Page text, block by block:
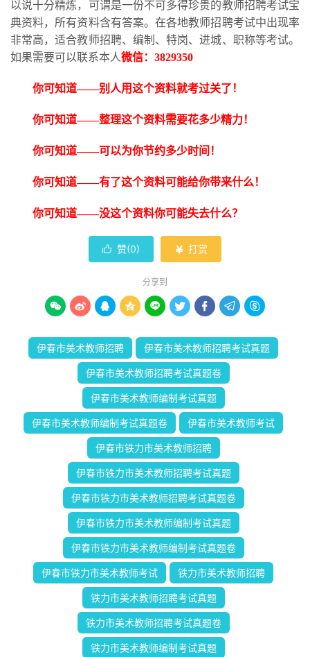
以说十分精炼，可谓是一份不可多得珍贵的教师招聘考试宝
典资料，所有资料含有答案。在各地教师招聘考试中出现率
非常高，适合教师招聘、编制、特岗、进城、职称等考试。
如果需要可以联系本人微信： 3829350
你可知道——别人用这个资料就考过关了！
你可知道——整理这个资料需要花多少精力！
你可知道——可以为你节约多少时间！
你可知道——有了这个资料可能给你带来什么！
你可知道——没这个资料你可能失去什么？
 赞(0)  打赏
分享到
        
伊春市美术教师招聘 伊春市美术教师招聘考试真题
伊春市美术教师招聘考试真题卷
伊春市美术教师编制考试真题
伊春市美术教师编制考试真题卷 伊春市美术教师考试
伊春市铁力市美术教师招聘
伊春市铁力市美术教师招聘考试真题
伊春市铁力市美术教师招聘考试真题卷
伊春市铁力市美术教师编制考试真题
伊春市铁力市美术教师编制考试真题卷
伊春市铁力市美术教师考试 铁力市美术教师招聘
铁力市美术教师招聘考试真题
铁力市美术教师招聘考试真题卷
铁力市美术教师编制考试真题